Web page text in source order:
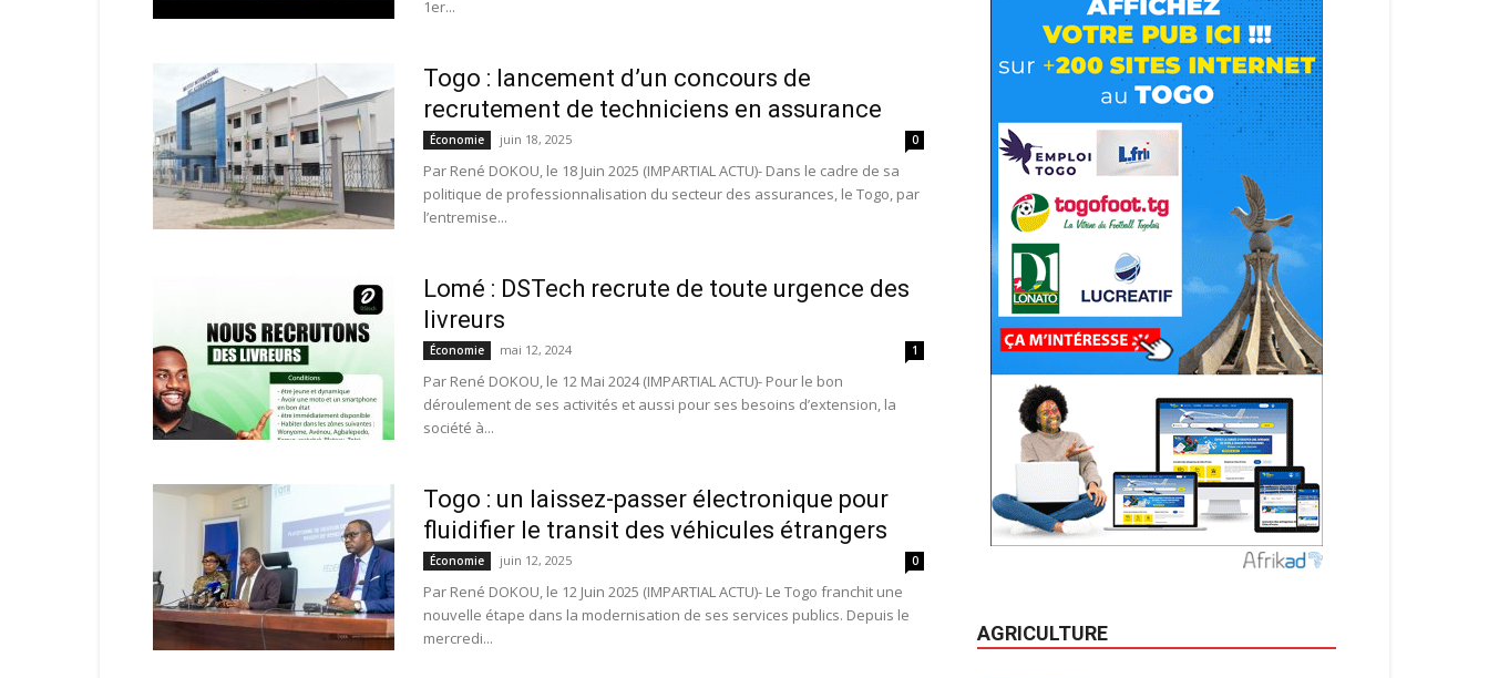
1er...
Togo : lancement d’un concours de
recrutement de techniciens en assurance
Économie juin 18, 2025 0
Par René DOKOU, le 18 Juin 2025 (IMPARTIAL ACTU)- Dans le cadre de sa
politique de professionnalisation du secteur des assurances, le Togo, par
l’entremise...
Lomé : DSTech recrute de toute urgence des
livreurs
Économie mai 12, 2024 1
Par René DOKOU, le 12 Mai 2024 (IMPARTIAL ACTU)- Pour le bon
déroulement de ses activités et aussi pour ses besoins d’extension, la
société à...
Togo : un laissez-passer électronique pour
fluidifier le transit des véhicules étrangers
Économie juin 12, 2025 0
Par René DOKOU, le 12 Juin 2025 (IMPARTIAL ACTU)- Le Togo franchit une
nouvelle étape dans la modernisation de ses services publics. Depuis le
mercredi...
AGRICULTURE